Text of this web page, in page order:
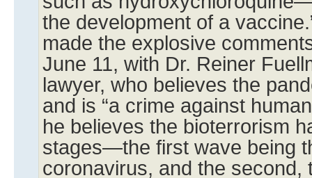
the development of a
made the explosive
June 11, with Dr. Reiner
lawyer, who believes the
and is “a crime against
he believes the bioterrorism
stages—the first wave being
coronavirus, and the second,